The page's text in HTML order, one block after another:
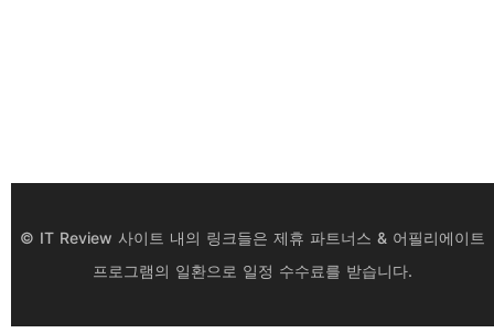
© IT Review 사이트 내의 링크들은 제휴 파트너스 & 어필리에이트
프로그램의 일환으로 일정 수수료를 받습니다.